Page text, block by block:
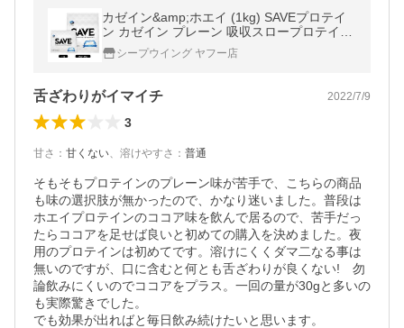
カゼイン&amp;ホエイ (1kg) SAVEプロテイ
ン カゼイン プレーン 吸収スロープロテイン
無添加 1kg
シープウイング ヤフー店
舌ざわりがイマイチ 2022/7/9
3
甘さ ： 甘くない、 溶けやすさ ： 普通
そもそもプロテインのプレーン味が苦手で、こちらの商品
も味の選択肢が無かったので、かなり迷いました。普段は
ホエイプロテインのココア味を飲んで居るので、苦手だっ
たらココアを足せば良いと初めての購入を決めました。夜
用のプロテインは初めてです。溶けにくくダマ二なる事は
無いのですが、口に含むと何とも舌ざわりが良くない!　勿
論飲みにくいのでココアをプラス。一回の量が30gと多いの
も実際驚きでした。
でも効果が出ればと毎日飲み続けたいと思います。